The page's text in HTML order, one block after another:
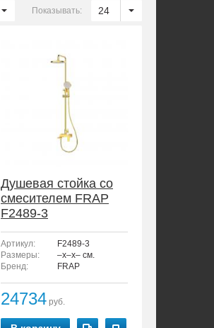
Показывать: 24
Душевая стойка со
смесителем FRAP
F2489-3
Артикул:
F2489-3
Размеры:
–x–x– см.
Бренд:
FRAP
24734 руб.